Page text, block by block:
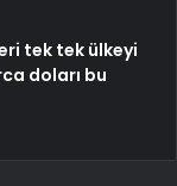
tek tek ülkeyi
doları bu